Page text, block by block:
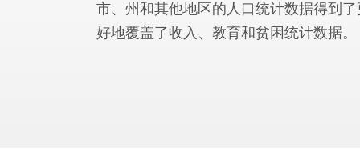
市、州和其他地区的人口统计数据得到
好地覆盖了收入、教育和贫困统计数据。